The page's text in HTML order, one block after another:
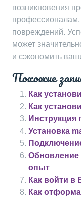
возникновения
профессионалам,
повреждений.
может
и сэкономить
Похожие
Как
Как
Инструкция
Установка
Обновление
опыт
Как войти в
Как